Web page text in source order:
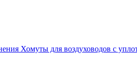
Хомуты для воздуховодов с